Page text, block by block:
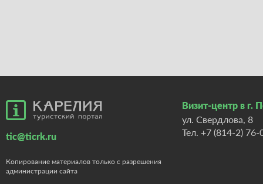
tic@ticrk.ru
Копирование материалов только с разрешения
администрации сайта
Визит-центр в г.
ул. Свердлова, 8
Тел. +7 (814-2) 76-